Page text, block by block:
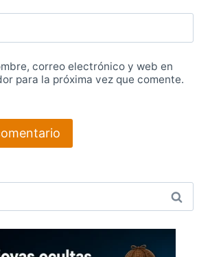
correo electrónico y web en
para la próxima vez que comente.